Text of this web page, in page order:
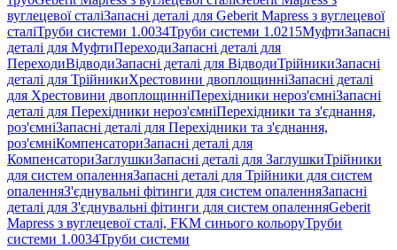
вуглецевої сталіЗапасні деталі для Geberit Mapress з вуглецевої
сталіТруби системи 1.0034Труби системи 1.0215МуфтиЗапасні
деталі для МуфтиПереходиЗапасні деталі для
ПереходиВідводиЗапасні деталі для ВідводиТрійникиЗапасні
деталі для ТрійникиХрестовини двоплощинніЗапасні деталі
для Хрестовини двоплощинніПерехідники нероз'ємніЗапасні
деталі для Перехідники нероз'ємніПерехідники та з'єднання,
роз'ємніЗапасні деталі для Перехідники та з'єднання,
роз'ємніКомпенсаториЗапасні деталі для
КомпенсаториЗаглушкиЗапасні деталі для ЗаглушкиТрійники
для систем опаленняЗапасні деталі для Трійники для систем
опаленняЗ'єднувальні фітинги для систем опаленняЗапасні
деталі для З'єднувальні фітинги для систем опаленняGeberit
Mapress з вуглецевої сталі, FKM синього кольоруТруби
системи 1.0034Труби системи